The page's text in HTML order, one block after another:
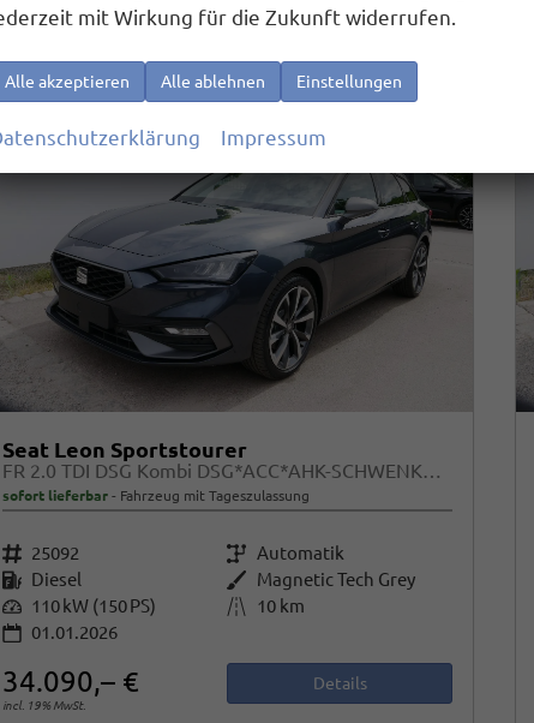
Seat Leon Sportstourer
FR 2.0 TDI DSG Kombi DSG*ACC*AHK-SCHWENKBAR*NAVI*RFK*FULL LINK*TRAVEL ASSIST*
sofort lieferbar Fahrzeug mit Tageszulassung
Fahrzeugnr. 25092 GetriebeAutomatik
Kraftstoff Diesel Außenfarbe Magnetic Tech Grey
Leistung 110 kW (150 PS) Kilometerstand
10 km
01.01.2026
34.090,– €
incl. 19% MwSt.
Details
mit Wirkung für die Zukunft widerrufen.
Alle akzeptieren Alle ablehnen Einstellungen
Impressum